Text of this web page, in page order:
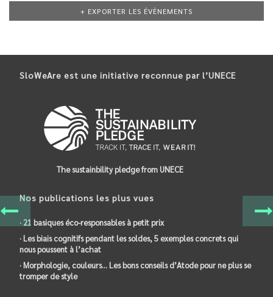
+ EXPORTER LES ÉVÈNEMENTS
SloWeAre est une initiative reconnue par l’UNECE
The sustainbility pledge from UNECE
Nos publications les plus vues
· 21 basiques éco-responsables à petit prix
· Les biais cognitifs pendant les soldes, 5 exemples concrets qui
nous poussent à l’achat
· Morphologie, couleurs… Les bons conseils d’Atode pour ne plus se
tromper de style